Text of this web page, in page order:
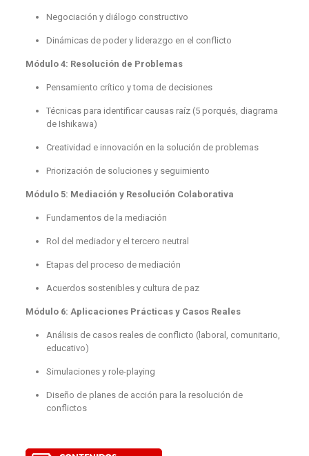
Negociación y diálogo constructivo
Dinámicas de poder y liderazgo en el conflicto
Módulo 4: Resolución de Problemas
Pensamiento crítico y toma de decisiones
Técnicas para identificar causas raíz (5 porqués, diagrama
de Ishikawa)
Creatividad e innovación en la solución de problemas
Priorización de soluciones y seguimiento
Módulo 5: Mediación y Resolución Colaborativa
Fundamentos de la mediación
Rol del mediador y el tercero neutral
Etapas del proceso de mediación
Acuerdos sostenibles y cultura de paz
Módulo 6: Aplicaciones Prácticas y Casos Reales
Análisis de casos reales de conflicto (laboral, comunitario,
educativo)
Simulaciones y role-playing
Diseño de planes de acción para la resolución de
conflictos